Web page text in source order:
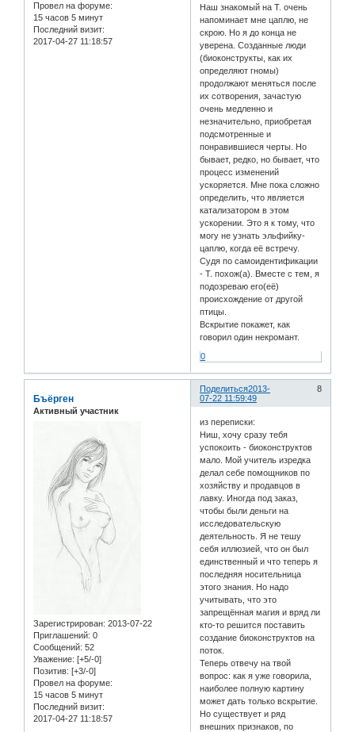
Провел на форуме:
15 часов 5 минут
Последний визит:
2017-04-27 11:18:57
Наш знакомый на Т. очень
напоминает мне цаплю, не
скрою. Но я до конца не
уверена. Созданные люди
(биоконструкты, как их
определяют гномы)
продолжают меняться после
их сотворения, зачастую
очень медленно и
незначительно, приобретая
подсмотренные и
понравившиеся черты. Но
бывает, редко, но бывает, что
процесс изменений
ускоряется. Мне пока сложно
определить, что является
катализатором в этом
ускорении. Это я к тому, что
могу не узнать эльфийку-
цаплю, когда её встречу.
Судя по самоидентификации
- Т. похож(а). Вместе с тем, я
подозреваю его(её)
происхождение от другой
птицы.
Вскрытие покажет, как
говорил один некромант.
0
Поделиться 8
2013-
07-22 11:59:49
Бъёрген
Активный участник
Зарегистрирован: 2013-07-22
Приглашений: 0
Сообщений: 52
Уважение: [+5/-0]
Позитив: [+3/-0]
Провел на форуме:
15 часов 5 минут
Последний визит:
2017-04-27 11:18:57
из переписки:
Ниш, хочу сразу тебя
успокоить - биоконструктов
мало. Мой учитель изредка
делал себе помощников по
хозяйству и продавцов в
лавку. Иногда под заказ,
чтобы были деньги на
исследовательскую
деятельность. Я не тешу
себя иллюзией, что он был
единственный и что теперь я
последняя носительница
этого знания. Но надо
учитывать, что это
запрещённая магия и вряд ли
кто-то решится поставить
создание биоконструктов на
поток.
Теперь отвечу на твой
вопрос: как я уже говорила,
наиболее полную картину
может дать только вскрытие.
Но существует и ряд
внешних признаков, по